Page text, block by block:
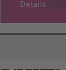
Details